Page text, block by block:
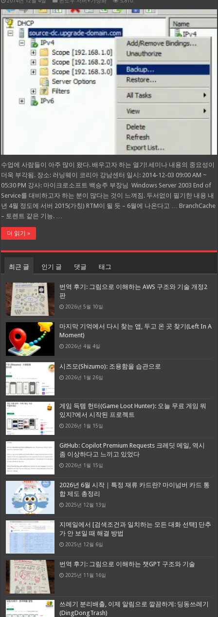
수업에 사람들이 아주 많이 왔다. 배우고자 하는 열기! 세미나 내용의 중요성이
더욱 부각됨. 장소: 러닝웨이 코리아 강남센터 일시: 2014-12-03 09:00 AM ~
05:30 PM 강사: 마이크로소프트 백승주 부장님 Windows Server 2003 End of
Service를 대비하고자 하는 분이 많다는 것이 느껴짐. 두서없이 필기한 내용 내
년 4월 정도에 서버 2015(가칭) RTM이 될 듯 – 6월에 나온다고 … BranchCache
– 토렌트 같은 기능. …
더 읽기 »
최근 글 인기 글 댓글 태그
번역 후기: 그림으로 이해하는 AWS 구조와 기술 개정2
판
2026년 5월 10일
마지막 기억에서 다시 찾는 앱, 두고 온 곳 찾기(Left In A
Moment)
2026년 4월 4일
시즈모(Shizumo): 조용함을 습관으로
2026년 1월 26일
게임 득템 헌터(Game Loot Hunter): 오늘 무료 게임 뭐
있지?에서 시작된 프로젝트
2026년 1월 15일
GitHub: Copilot Premium Requests 크레딧 메일, 역시
좀 이상하다고 느끼고 있었다
2026년 1월 15일
2026년 6월 시작｜특정 재류 카드란? 마이넘버 카드 통
합 제도 총정리
2025년 12월 13일
지메일에서 [검색조건과 일치하는 모든 대화 선택] 단추
가 안 보일 때 해결 방법
2025년 12월 6일
번역 후기: 그림으로 이해하는 챗GPT 구조와 기술
2025년 11월 16일
쓰레기 분리배출, 이제 알림으로 깔끔하게: 딩동쓰레기
(DingDongTrash)